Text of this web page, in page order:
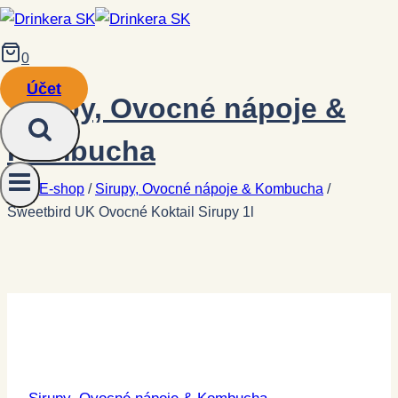
Prejsť
na
obsah
0
Účet
Sirupy, Ovocné nápoje &
Kombucha
E-shop / Sirupy, Ovocné nápoje & Kombucha /
Sweetbird UK Ovocné Koktail Sirupy 1l